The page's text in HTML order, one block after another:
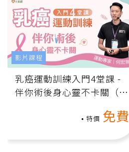
乳癌運動訓練入門4堂課 -
伴你術後身心靈不卡關（線
特價 免費
影片課程